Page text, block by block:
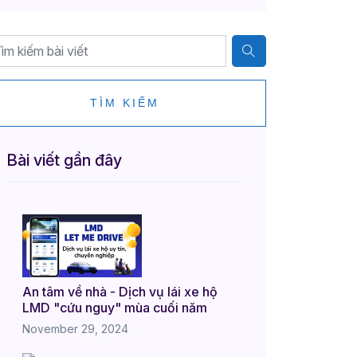
TÌM KIẾM
Bài viết gần đây
An tâm về nhà - Dịch vụ lái xe hộ
LMD "cứu nguy" mùa cuối năm
November 29, 2024